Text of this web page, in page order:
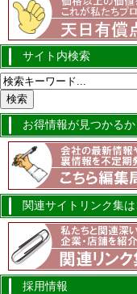
サイト内検索
お得情報が見つかるか
関連サイトリンク集は
採用情報